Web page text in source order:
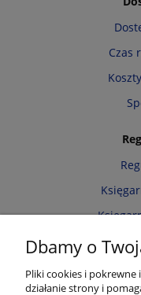
Czas
Dbamy o
Pliki cookies i
działanie strony i